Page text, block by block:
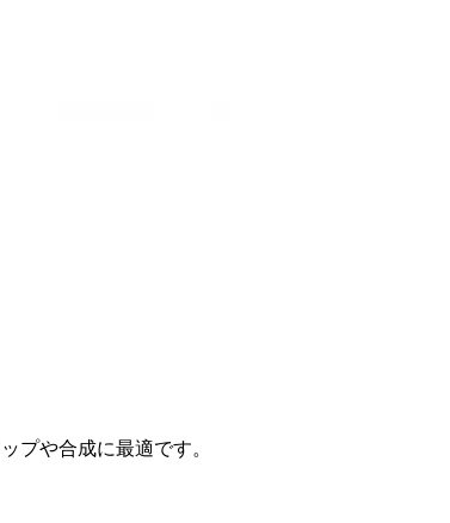
プや合成に最適です。